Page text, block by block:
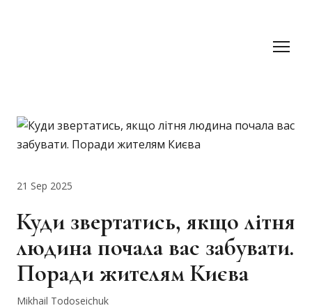
21 Sep 2025
Куди звертатись, якщо літня
людина почала вас забувати.
Поради жителям Києва
Mikhail Todoseichuk